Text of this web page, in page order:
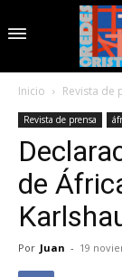
Inicio Revista de
Revista de prensa
de
Por Juan - 19